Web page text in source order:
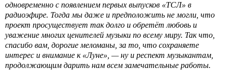
одновременно с появлением первых выпусков «ТСЛ» в
радиоэфире. Тогда мы даже и предположить не могли, что
проект просуществует так долго и обретёт любовь и
уважение многих ценителей музыки по всему миру. Так что,
спасибо вам, дорогие меломаны, за то, что сохраняете
интерес и внимание к «Луне», — ну и респект музыкантам,
продолжающим дарить нам всем замечательные работы.